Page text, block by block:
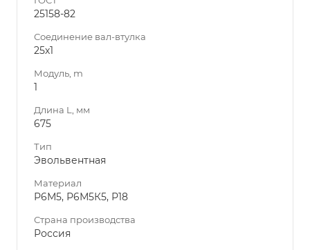
25158-82
Соединение вал-втулка
25х1
Модуль, m
1
Длина L, мм
675
Тип
Эвольвентная
Материал
Р6М5, Р6М5К5, Р18
Страна производства
Россия